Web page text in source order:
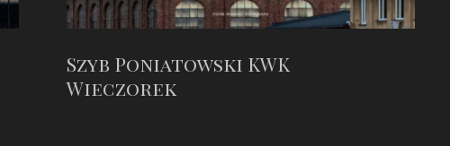
Szyb Poniatowski KWK
Wieczorek